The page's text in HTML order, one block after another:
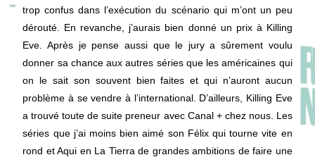
trop confus dans l’exécution du scénario qui m’ont un peu
dérouté. En revanche, j’aurais bien donné un prix à Killing
Eve. Après je pense aussi que le jury a sûrement voulu
donner sa chance aux autres séries que les américaines qui
on le sait son souvent bien faites et qui n’auront aucun
problème à se vendre à l’international. D’ailleurs, Killing Eve
a trouvé toute de suite preneur avec Canal + chez nous. Les
séries que j’ai moins bien aimé son Félix qui tourne vite en
rond et Aqui en La Tierra de grandes ambitions de faire une